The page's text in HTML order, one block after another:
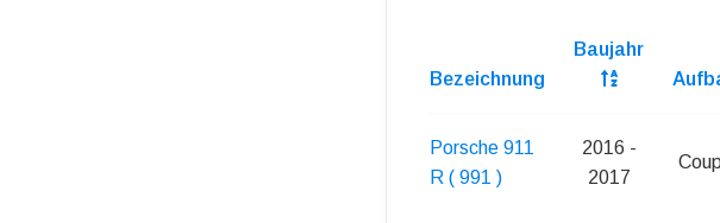
Bezeichnung
Baujahr
Porsche 911
R ( 991 )
2016 -
2017